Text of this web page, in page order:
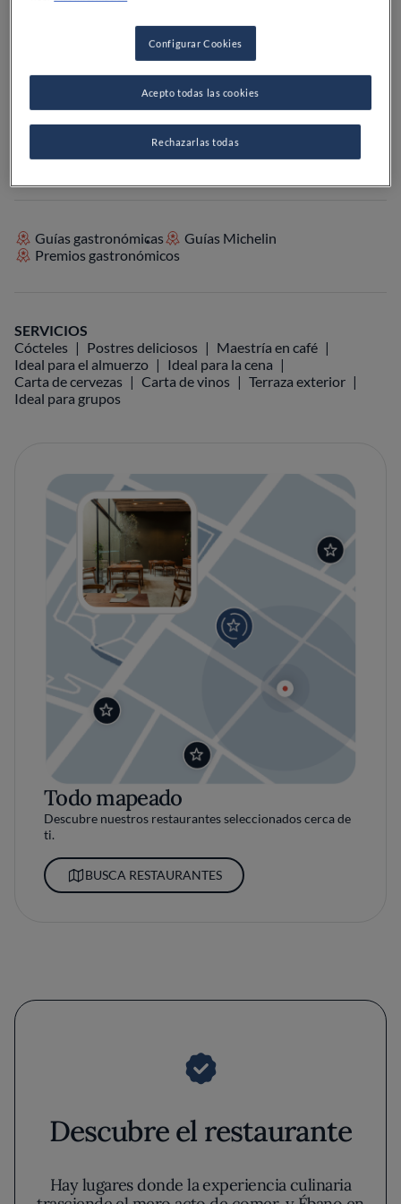
Guías gastronómicas
Guías Michelin
Premios gastronómicos
SERVICIOS
Cócteles
Postres deliciosos
Maestría en café
Ideal para el almuerzo
Ideal para la cena
Carta de cervezas
Carta de vinos
Terraza exterior
Ideal para grupos
Todo mapeado
Descubre nuestros restaurantes seleccionados cerca de
ti.
BUSCA RESTAURANTES
Descubre el restaurante
Hay lugares donde la experiencia culinaria
Configurar Cookies
Rechazarlas todas
Acepto todas las cookies